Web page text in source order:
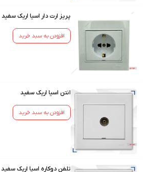
پریز ارت دار اسیا اریک سفید
افزودن به سبد خرید
انتن اسیا اریک سفید
افزودن به سبد خرید
تلفن دوکاره اسیا اریک سفید